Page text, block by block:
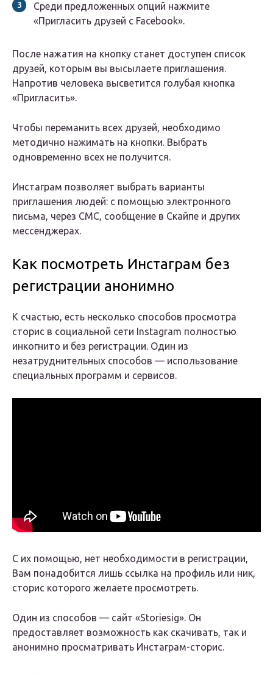
Среди предложенных опций нажмите
«Пригласить друзей с Facebook».
После нажатия на кнопку станет доступен список
друзей, которым вы высылаете приглашения.
Напротив человека высветится голубая кнопка
«Пригласить».
Чтобы переманить всех друзей, необходимо
методично нажимать на кнопки. Выбрать
одновременно всех не получится.
Инстаграм позволяет выбрать варианты
приглашения людей: с помощью электронного
письма, через СМС, сообщение в Скайпе и других
мессенджерах.
Как посмотреть Инстаграм без
регистрации анонимно
К счастью, есть несколько способов просмотра
сторис в социальной сети Instagram полностью
инкогнито и без регистрации. Один из
незатруднительных способов — использование
специальных программ и сервисов.
С их помощью, нет необходимости в регистрации,
Вам понадобится лишь ссылка на профиль или ник,
сторис которого желаете просмотреть.
Один из способов — сайт «Storiesig». Он
предоставляет возможность как скачивать, так и
анонимно просматривать Инстаграм-сторис.